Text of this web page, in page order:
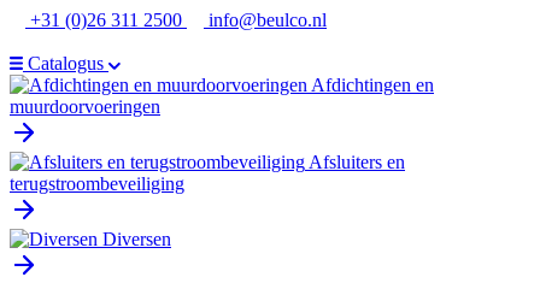
Ga
de
inhoud
+31 (0)26 311 2500 info@beulco.nl
Catalogus
Afdichtingen en
muurdoorvoeringen
Afsluiters en
terugstroombeveiliging
Diversen